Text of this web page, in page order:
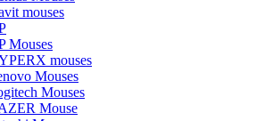
mouses
Mouses
mouses
Mouses
Mouses
Mouse